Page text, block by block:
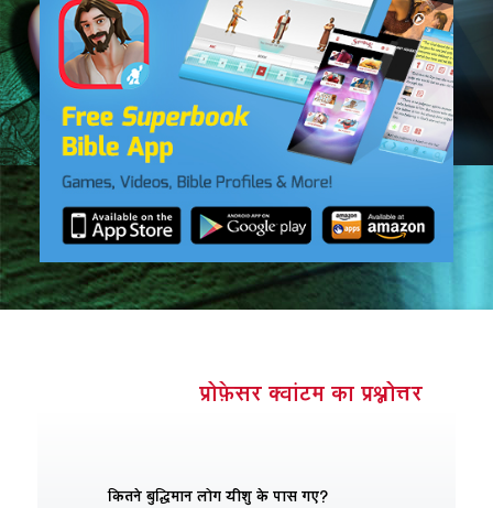
प्रोफ़ेसर क्वांटम का प्रश्नोत्तर
कितने बुद्धिमान लोग यीशु के पास गए?